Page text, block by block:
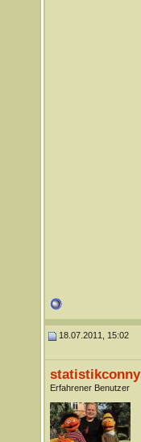
18.07.2011, 15:02
statistikconny
Erfahrener Benutzer